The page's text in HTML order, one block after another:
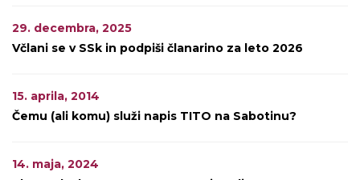
29. decembra, 2025
Včlani se v SSk in podpiši članarino za leto 2026
15. aprila, 2014
Čemu (ali komu) služi napis TITO na Sabotinu?
14. maja, 2024